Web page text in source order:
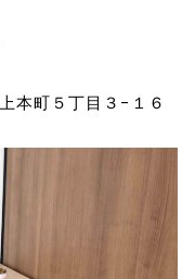
本町５丁目３−１６